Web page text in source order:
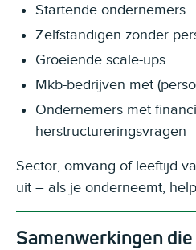
Startende ondernemers
Zelfstandigen zonder
Groeiende scale-ups
Mkb-bedrijven met
Ondernemers met
herstructureringsvragen
Sector, omvang of leeftijd
uit – als je onderneemt,
Samenwerkingen